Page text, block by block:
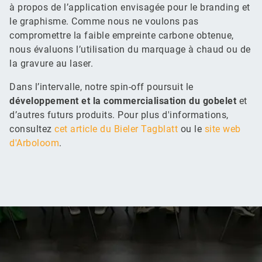
à propos de l’application envisagée pour le branding et
le graphisme. Comme nous ne voulons pas
compromettre la faible empreinte carbone obtenue,
nous évaluons l’utilisation du marquage à chaud ou de
la gravure au laser.
Dans l’intervalle, notre spin-off poursuit le
développement et la commercialisation du gobelet et
d’autres futurs produits. Pour plus d'informations,
consultez cet article du Bieler Tagblatt ou le site web
d'Arboloom.